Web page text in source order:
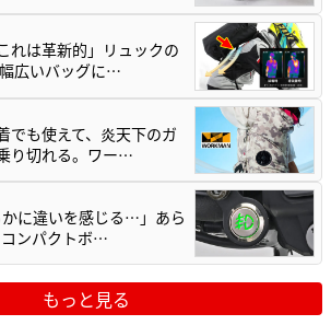
れは革新的」リュックの
広いバッグに…
でも使えて、炎天下のガ
り切れる。ワー…
かに違いを感じる…」あら
ンパクトボ…
もっと見る